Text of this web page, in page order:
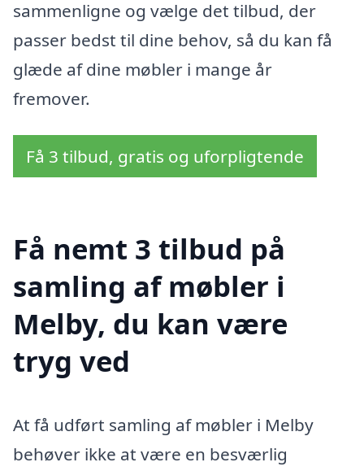
sammenligne og vælge det tilbud, der
passer bedst til dine behov, så du kan få
glæde af dine møbler i mange år
fremover.
Få 3 tilbud, gratis og uforpligtende
Få nemt 3 tilbud på
samling af møbler i
Melby, du kan være
tryg ved
At få udført samling af møbler i Melby
behøver ikke at være en besværlig